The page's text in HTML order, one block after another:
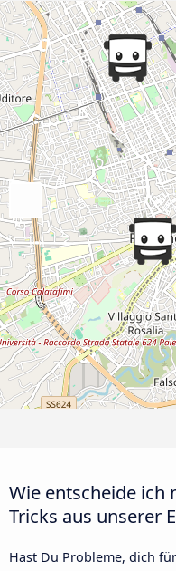
Wie entscheide ich
Tricks aus unserer
Hast Du Probleme, dich